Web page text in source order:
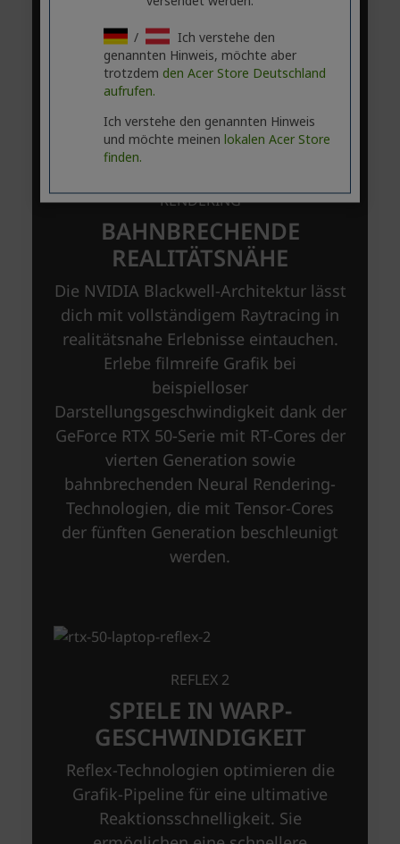
/
Ich verstehe den
genannten Hinweis, möchte aber
trotzdem den Acer Store Deutschland
aufrufen.
Ich verstehe den genannten Hinweis
und möchte meinen lokalen Acer Store
finden.